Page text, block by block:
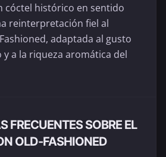
cóctel histórico en sentido
reinterpretación fiel al
adaptada al gusto
a la riqueza aromática del
FRECUENTES SOBRE EL
OLD-FASHIONED